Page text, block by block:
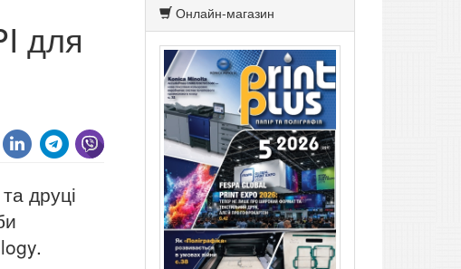
для
друці
Онлайн-магазин